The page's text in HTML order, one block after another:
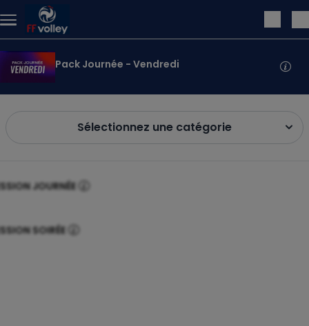
Aller au contenu principal
Pack Journée - Vendredi
Sélectionnez une catégorie
JOURNÉE
SOIRÉE